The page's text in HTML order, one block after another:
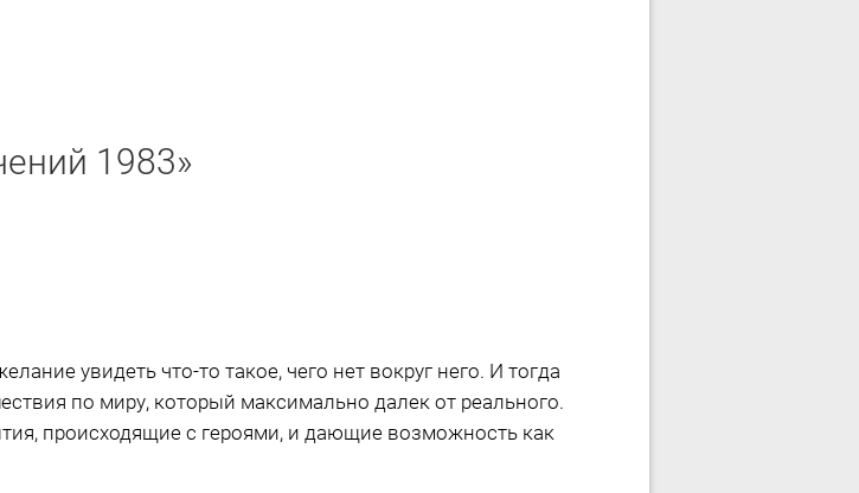
1983»
увидеть что-то такое, чего нет вокруг него. И тогда
по миру, который максимально далек от реального.
происходящие с героями, и дающие возможность как